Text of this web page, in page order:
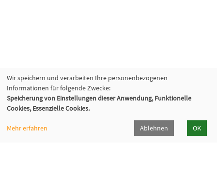
Wir speichern und verarbeiten Ihre personenbezogenen
Informationen für folgende Zwecke:
Speicherung von Einstellungen dieser Anwendung, Funktionelle
Cookies, Essenzielle Cookies.
Mehr erfahren Ablehnen OK